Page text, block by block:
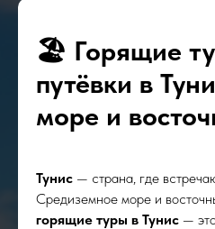
🏖 Горящие
путёвки в
море и
Тунис — страна, где
Средиземное море и
горящие туры в Тунис —